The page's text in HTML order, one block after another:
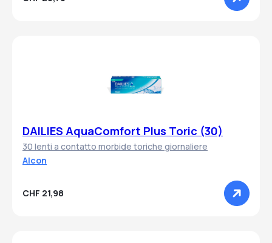
DAILIES AquaComfort Plus Toric (30)
30 lenti a contatto morbide toriche giornaliere
Alcon
CHF 21,98